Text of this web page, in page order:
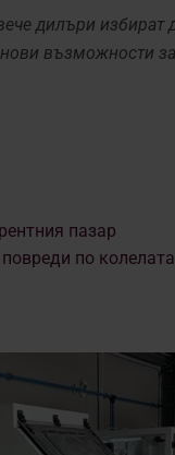
дилъри
възможности
пазар
по